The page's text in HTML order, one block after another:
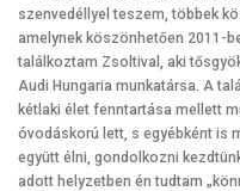
szenvedéllyel teszem, többek
amelynek köszönhetően 2011-
találkoztam Zsoltival, aki
Audi Hungaria munkatársa. A
kétlaki élet fenntartása mellett
óvodáskorú lett, s egyébként is
együtt élni, gondolkozni
adott helyzetben én tudtam